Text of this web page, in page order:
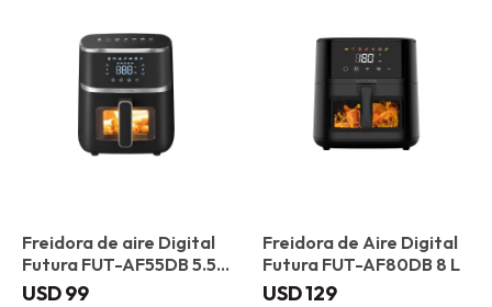
Freidora de aire Digital
Futura FUT-AF55DB 5.5
LUSD99
Freidora de Aire Digital
Futura FUT-AF80DB 8 L
USD129